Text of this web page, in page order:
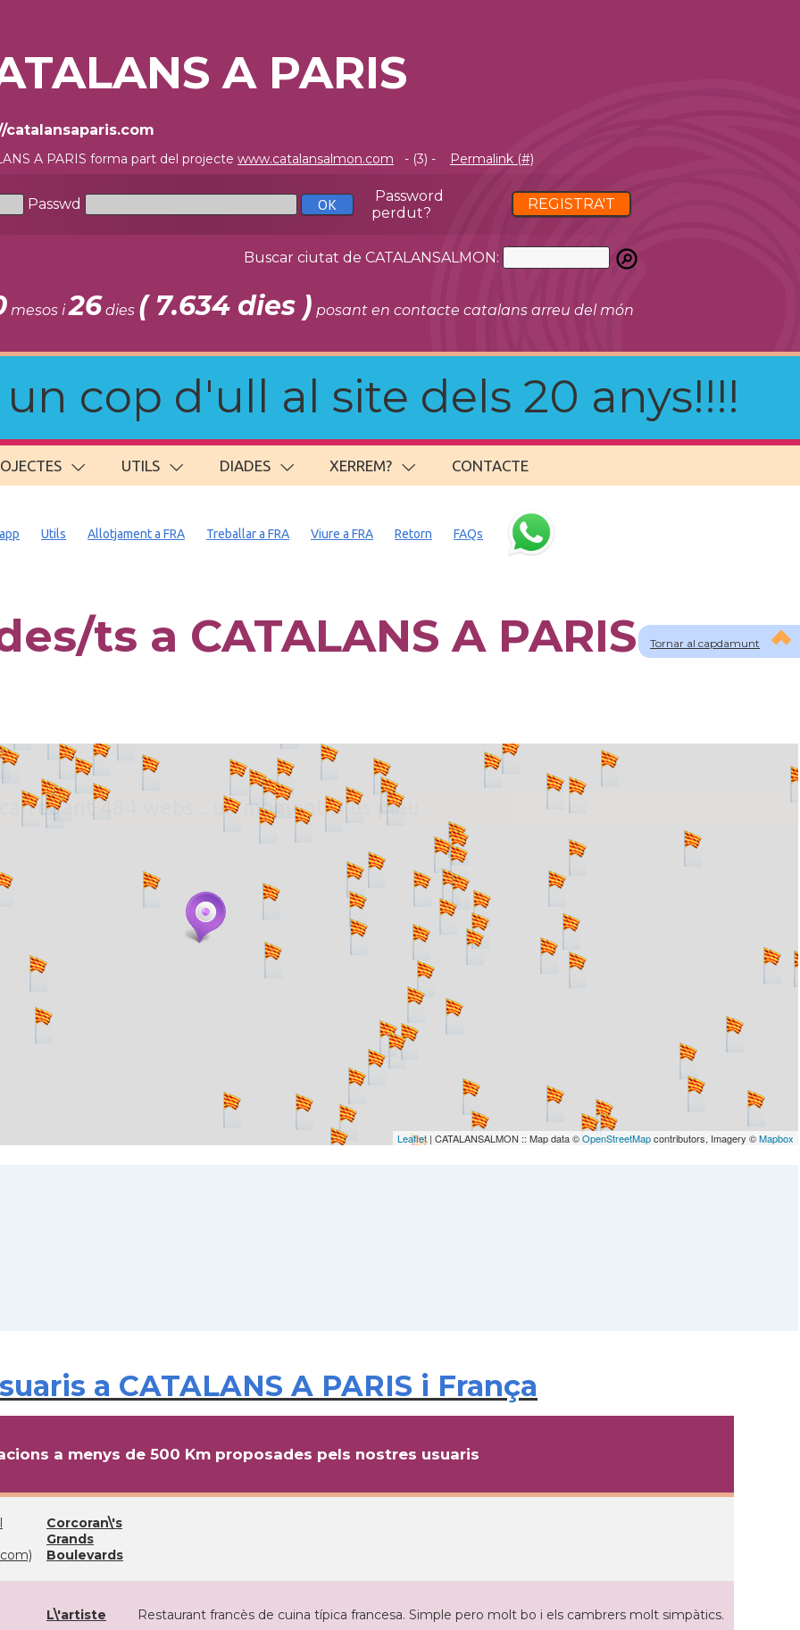
A PARIS
catalansaparis.com
A PARIS forma part del projecte www.catalansalmon.com - (3) - Permalink (#)
Passwd
Password
perdut?
REGISTRA'T
Buscar ciutat de CATALANSALMON:
mesos i26dies ( 7.634 dies ) posant en contacte catalans arreu del món
cop d'ull al site dels 20 anys!!!!
UTILS DIADES XERREM? CONTACTE
Tornar al capdamunt
Utils Allotjament a FRA Treballar a FRA Viure a FRA Retorn FAQs
ts a CATALANS A PARIS
484 webs... un moment si us plau
Leaflet| CATALANSALMON :: Map data ©OpenStreetMapcontributors, Imagery ©Mapbox
a CATALANS A PARIS i França
a menys de 500 Km proposades pels nostres usuaris
Corcoran\'s
Grands
Boulevards
L\'artiste Restaurant francès de cuina típica francesa. Simple pero molt bo i els cambrers molt simpàtics.